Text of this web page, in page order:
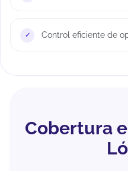
Control eficiente de
Cobertura